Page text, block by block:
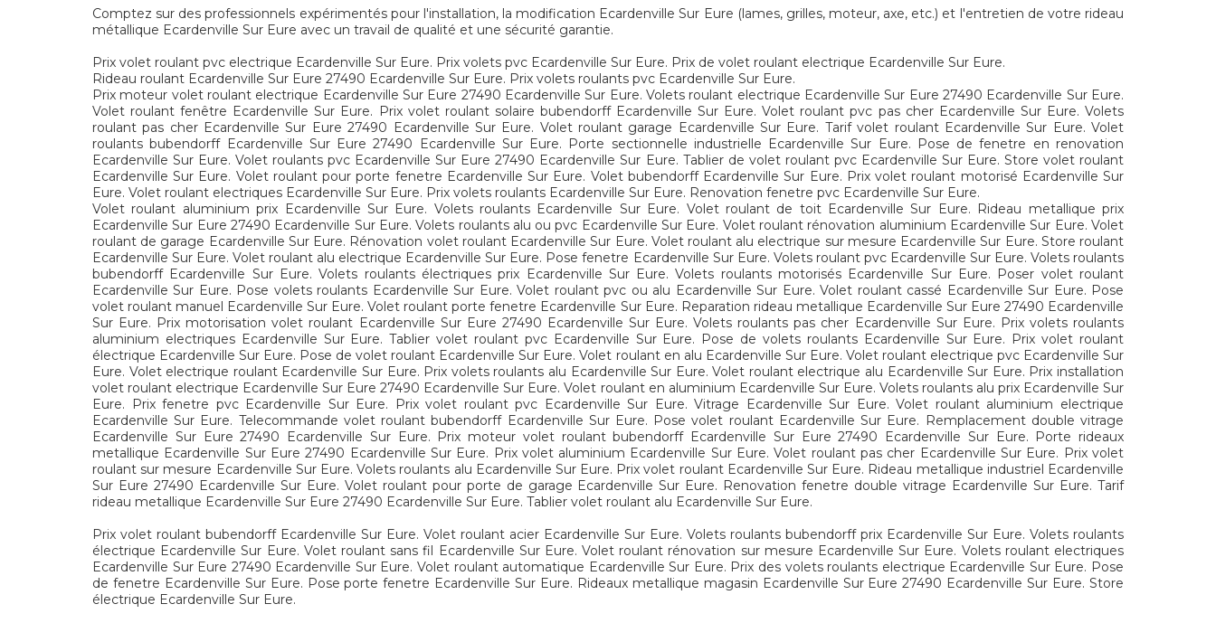
Comptez sur des professionnels expérimentés pour l'installation, la modification Ecardenville Sur Eure (lames, grilles, moteur, axe, etc.) et l'entretien de votre rideau
métallique Ecardenville Sur Eure avec un travail de qualité et une sécurité garantie.
Prix volet roulant pvc electrique Ecardenville Sur Eure. Prix volets pvc Ecardenville Sur Eure. Prix de volet roulant electrique Ecardenville Sur Eure.
Rideau roulant Ecardenville Sur Eure 27490 Ecardenville Sur Eure. Prix volets roulants pvc Ecardenville Sur Eure.
Prix moteur volet roulant electrique Ecardenville Sur Eure 27490 Ecardenville Sur Eure. Volets roulant electrique Ecardenville Sur Eure 27490 Ecardenville Sur Eure.
Volet roulant fenêtre Ecardenville Sur Eure. Prix volet roulant solaire bubendorff Ecardenville Sur Eure. Volet roulant pvc pas cher Ecardenville Sur Eure. Volets
roulant pas cher Ecardenville Sur Eure 27490 Ecardenville Sur Eure. Volet roulant garage Ecardenville Sur Eure. Tarif volet roulant Ecardenville Sur Eure. Volet
roulants bubendorff Ecardenville Sur Eure 27490 Ecardenville Sur Eure. Porte sectionnelle industrielle Ecardenville Sur Eure. Pose de fenetre en renovation
Ecardenville Sur Eure. Volet roulants pvc Ecardenville Sur Eure 27490 Ecardenville Sur Eure. Tablier de volet roulant pvc Ecardenville Sur Eure. Store volet roulant
Ecardenville Sur Eure. Volet roulant pour porte fenetre Ecardenville Sur Eure. Volet bubendorff Ecardenville Sur Eure. Prix volet roulant motorisé Ecardenville Sur
Eure. Volet roulant electriques Ecardenville Sur Eure. Prix volets roulants Ecardenville Sur Eure. Renovation fenetre pvc Ecardenville Sur Eure.
Volet roulant aluminium prix Ecardenville Sur Eure. Volets roulants Ecardenville Sur Eure. Volet roulant de toit Ecardenville Sur Eure. Rideau metallique prix
Ecardenville Sur Eure 27490 Ecardenville Sur Eure. Volets roulants alu ou pvc Ecardenville Sur Eure. Volet roulant rénovation aluminium Ecardenville Sur Eure. Volet
roulant de garage Ecardenville Sur Eure. Rénovation volet roulant Ecardenville Sur Eure. Volet roulant alu electrique sur mesure Ecardenville Sur Eure. Store roulant
Ecardenville Sur Eure. Volet roulant alu electrique Ecardenville Sur Eure. Pose fenetre Ecardenville Sur Eure. Volets roulant pvc Ecardenville Sur Eure. Volets roulants
bubendorff Ecardenville Sur Eure. Volets roulants électriques prix Ecardenville Sur Eure. Volets roulants motorisés Ecardenville Sur Eure. Poser volet roulant
Ecardenville Sur Eure. Pose volets roulants Ecardenville Sur Eure. Volet roulant pvc ou alu Ecardenville Sur Eure. Volet roulant cassé Ecardenville Sur Eure. Pose
volet roulant manuel Ecardenville Sur Eure. Volet roulant porte fenetre Ecardenville Sur Eure. Reparation rideau metallique Ecardenville Sur Eure 27490 Ecardenville
Sur Eure. Prix motorisation volet roulant Ecardenville Sur Eure 27490 Ecardenville Sur Eure. Volets roulants pas cher Ecardenville Sur Eure. Prix volets roulants
aluminium electriques Ecardenville Sur Eure. Tablier volet roulant pvc Ecardenville Sur Eure. Pose de volets roulants Ecardenville Sur Eure. Prix volet roulant
électrique Ecardenville Sur Eure. Pose de volet roulant Ecardenville Sur Eure. Volet roulant en alu Ecardenville Sur Eure. Volet roulant electrique pvc Ecardenville Sur
Eure. Volet electrique roulant Ecardenville Sur Eure. Prix volets roulants alu Ecardenville Sur Eure. Volet roulant electrique alu Ecardenville Sur Eure. Prix installation
volet roulant electrique Ecardenville Sur Eure 27490 Ecardenville Sur Eure. Volet roulant en aluminium Ecardenville Sur Eure. Volets roulants alu prix Ecardenville Sur
Eure. Prix fenetre pvc Ecardenville Sur Eure. Prix volet roulant pvc Ecardenville Sur Eure. Vitrage Ecardenville Sur Eure. Volet roulant aluminium electrique
Ecardenville Sur Eure. Telecommande volet roulant bubendorff Ecardenville Sur Eure. Pose volet roulant Ecardenville Sur Eure. Remplacement double vitrage
Ecardenville Sur Eure 27490 Ecardenville Sur Eure. Prix moteur volet roulant bubendorff Ecardenville Sur Eure 27490 Ecardenville Sur Eure. Porte rideaux
metallique Ecardenville Sur Eure 27490 Ecardenville Sur Eure. Prix volet aluminium Ecardenville Sur Eure. Volet roulant pas cher Ecardenville Sur Eure. Prix volet
roulant sur mesure Ecardenville Sur Eure. Volets roulants alu Ecardenville Sur Eure. Prix volet roulant Ecardenville Sur Eure. Rideau metallique industriel Ecardenville
Sur Eure 27490 Ecardenville Sur Eure. Volet roulant pour porte de garage Ecardenville Sur Eure. Renovation fenetre double vitrage Ecardenville Sur Eure. Tarif
rideau metallique Ecardenville Sur Eure 27490 Ecardenville Sur Eure. Tablier volet roulant alu Ecardenville Sur Eure.
Prix volet roulant bubendorff Ecardenville Sur Eure. Volet roulant acier Ecardenville Sur Eure. Volets roulants bubendorff prix Ecardenville Sur Eure. Volets roulants
électrique Ecardenville Sur Eure. Volet roulant sans fil Ecardenville Sur Eure. Volet roulant rénovation sur mesure Ecardenville Sur Eure. Volets roulant electriques
Ecardenville Sur Eure 27490 Ecardenville Sur Eure. Volet roulant automatique Ecardenville Sur Eure. Prix des volets roulants electrique Ecardenville Sur Eure. Pose
de fenetre Ecardenville Sur Eure. Pose porte fenetre Ecardenville Sur Eure. Rideaux metallique magasin Ecardenville Sur Eure 27490 Ecardenville Sur Eure. Store
électrique Ecardenville Sur Eure.